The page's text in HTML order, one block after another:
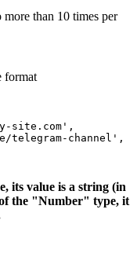
than 10 times per
format
site.com',
telegram-channel',
its value is a string (in
the "Number" type, it